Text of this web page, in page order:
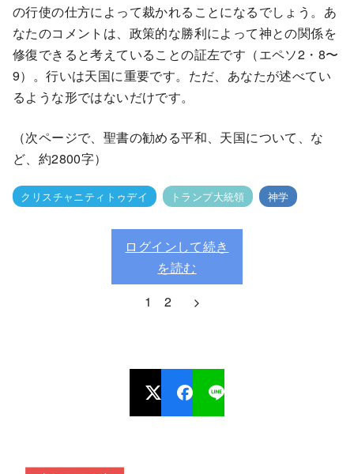
の行使の仕方によって裁かれることになるでしょう。あ
なたのコメントは、政策的な勝利によって神との関係を
修復できると考えていることの証左です（エペソ2・8〜
9）。行いは天国に重要です。ただ、あなたが述べてい
るような形ではないだけです。
（次ページで、聖書の勧める平和、天国について、な
ど、約2800字）
クリスチャニティトゥデイ トランプ大統領 神学
ログインして続き
を読む
1
2